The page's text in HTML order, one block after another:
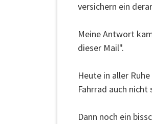
versichern ein
Meine Antwort
dieser Mail".
Heute in aller
Fahrrad auch nicht
Dann noch ein